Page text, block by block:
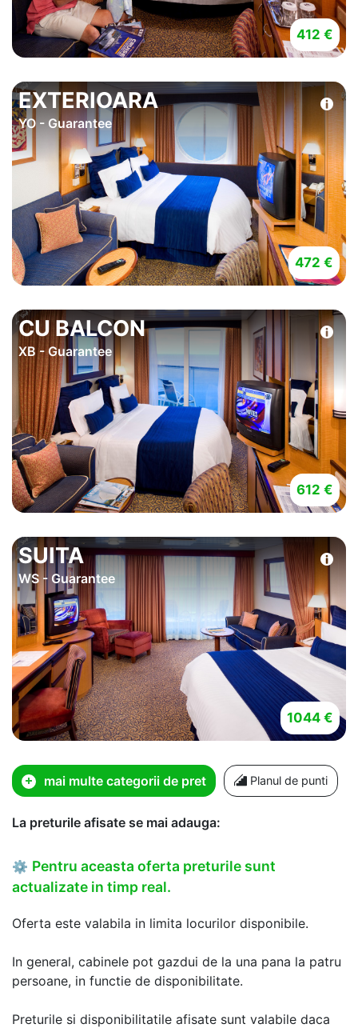
412 €
EXTERIOARA
YO - Guarantee
472 €
CU BALCON
XB - Guarantee
612 €
SUITA
WS - Guarantee
1044 €
mai multe categorii de pret Planul de punti
La preturile afisate se mai adauga:
⚙ Pentru aceasta oferta preturile sunt
actualizate in timp real.
Oferta este valabila in limita locurilor disponibile.
In general, cabinele pot gazdui de la una pana la patru
persoane, in functie de disponibilitate.
Preturile si disponibilitatile afisate sunt valabile daca